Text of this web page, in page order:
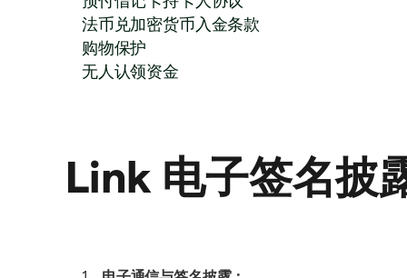
法币兑加密货币入金条款
购物保护
无人认领资金
Link 电子签名披